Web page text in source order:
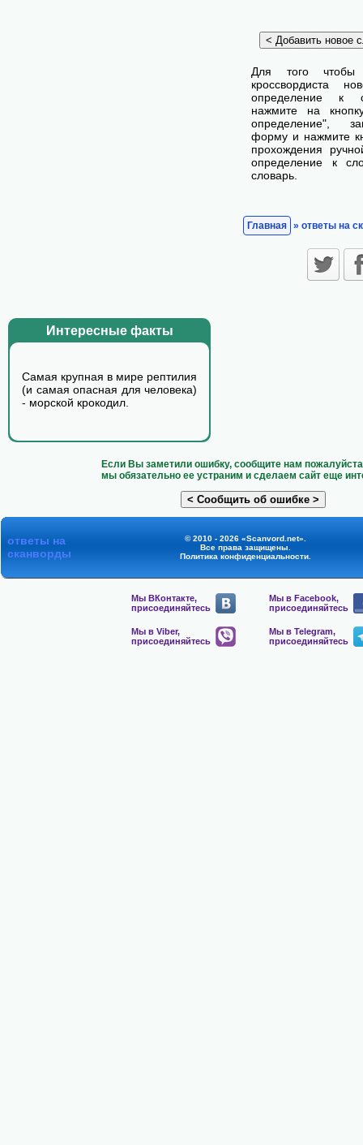
Интересные факты
Самая крупная в мире рептилия
(и самая опасная для человека)
- морской крокодил.
Для того чтобы
кроссвордиста
определение к
нажмите на
определение",
форму и нажмите
прохождения
определение к
словарь.
Главная » ответы на
Если Вы заметили ошибку, сообщите нам
мы обязательно ее устраним и сделаем сайт еще
ответы на
сканворды
© 2010 - 2026 «Scanvord.net».
Все права защищены.
Политика конфиденциальности.
Мы ВКонтакте,
присоединяйтесь
Мы в Facebook,
присоединяйтесь
Мы в Viber,
присоединяйтесь
Мы в Telegram,
присоединяйтесь